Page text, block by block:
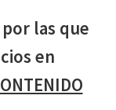
por las que
en